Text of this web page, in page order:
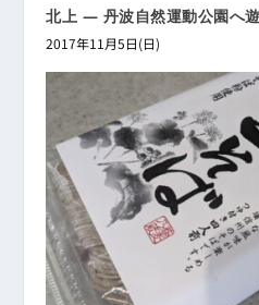
北上 ― 丹波自然運動公園へ
2017年11月5日(日)